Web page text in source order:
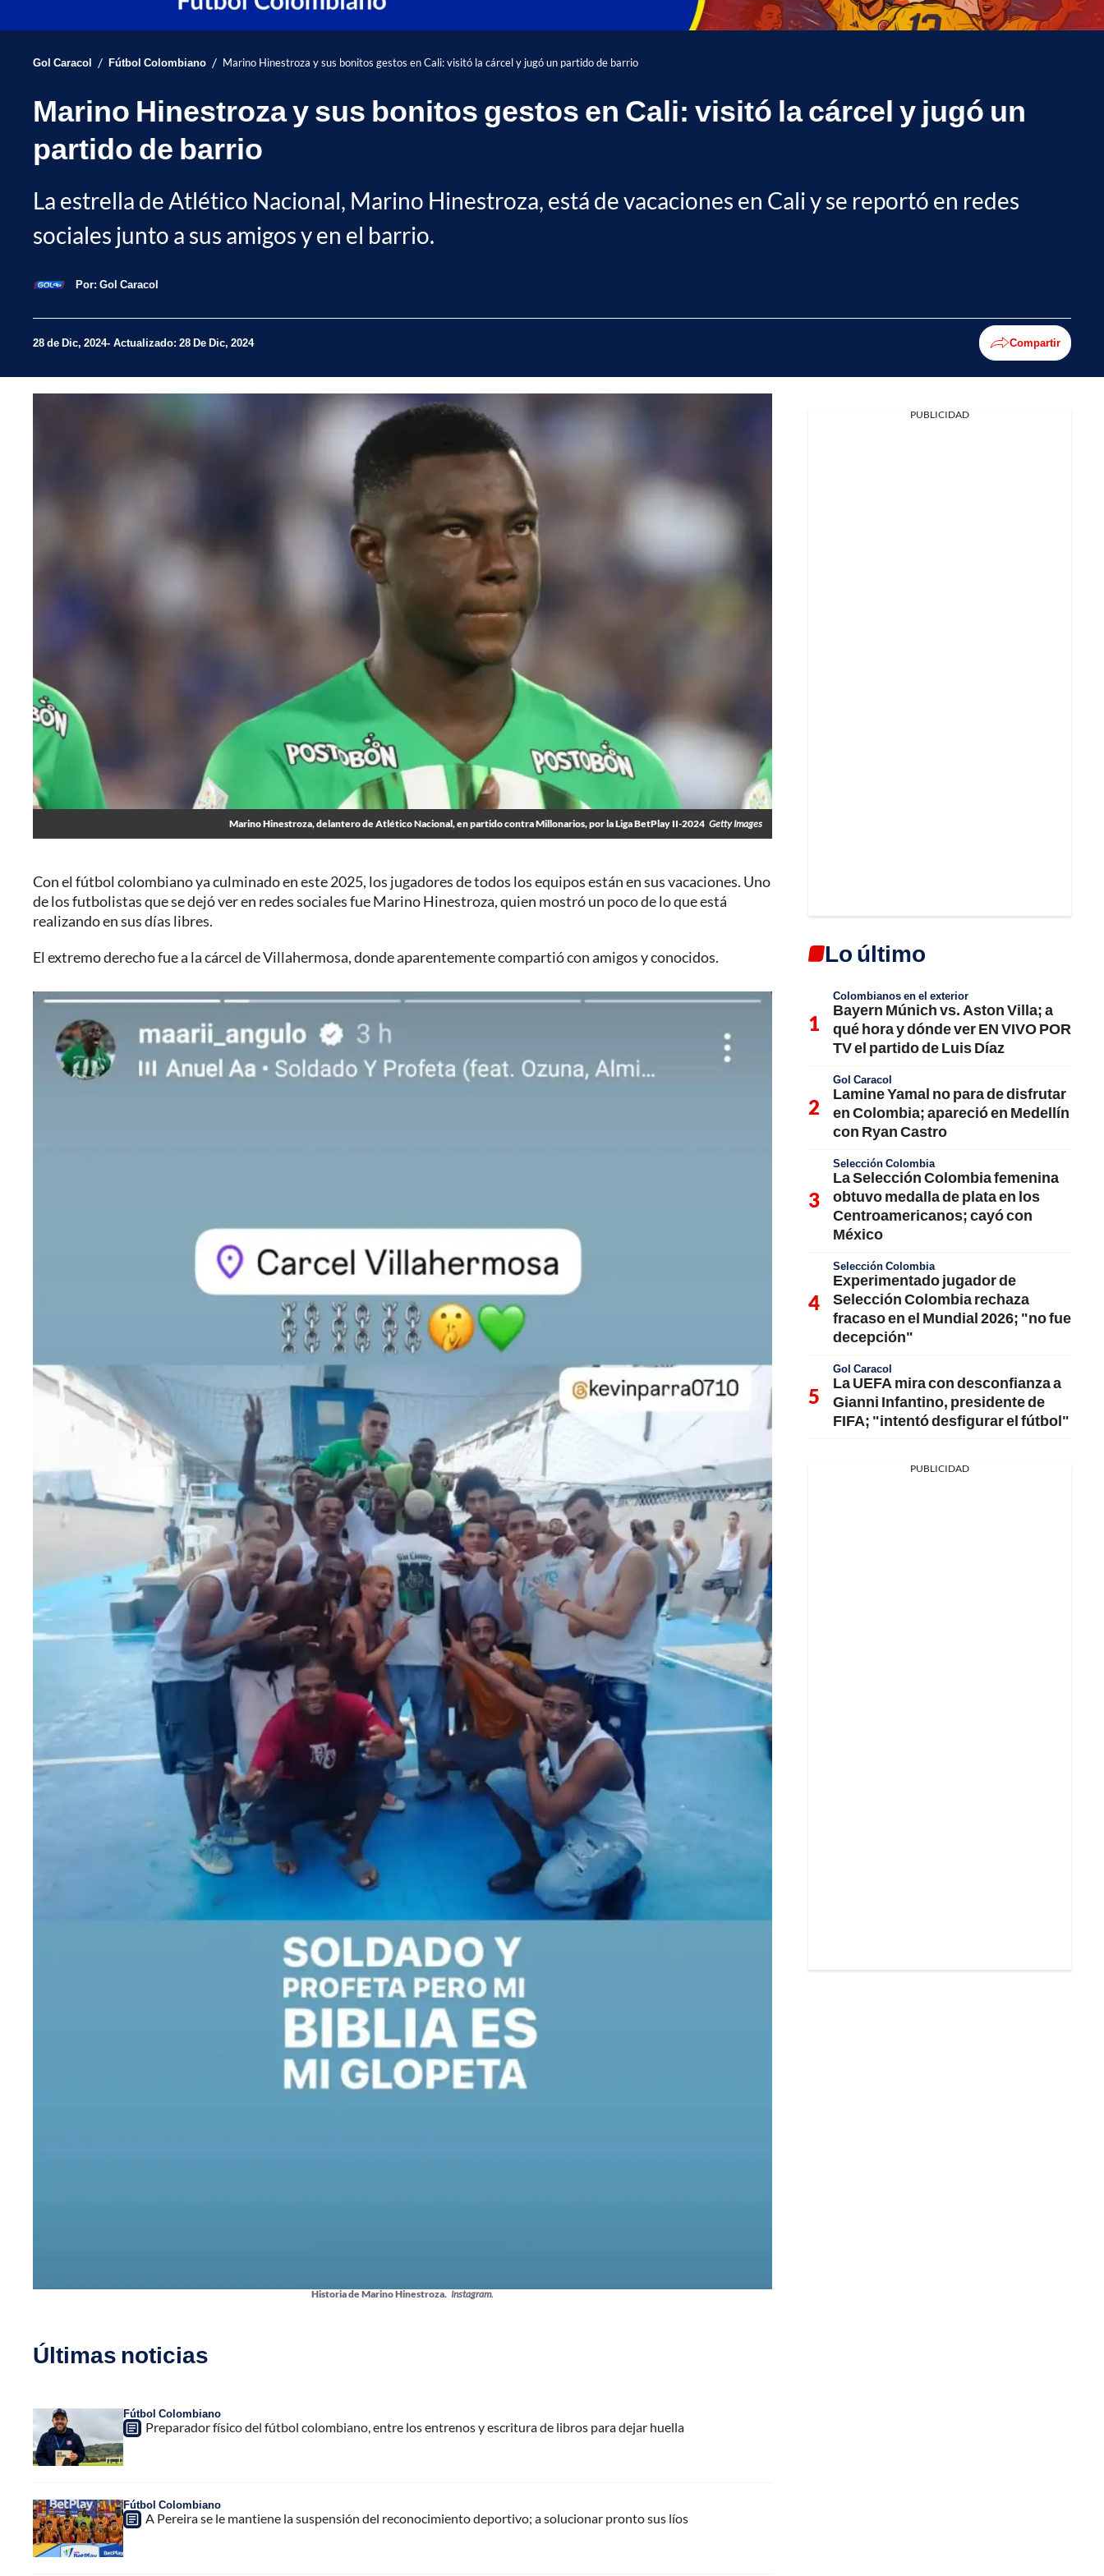
Gol Caracol / Fútbol Colombiano / Marino Hinestroza y sus bonitos gestos en Cali: visitó la cárcel y jugó un partido de barrio
Marino Hinestroza y sus bonitos gestos en Cali: visitó la cárcel y jugó un
partido de barrio
La estrella de Atlético Nacional, Marino Hinestroza, está de vacaciones en Cali y se reportó en redes
sociales junto a sus amigos y en el barrio.
Por: Gol Caracol
28 de Dic, 2024 Actualizado: 28 De Dic, 2024 Compartir
Marino Hinestroza, delantero de Atlético Nacional, en partido contra Millonarios, por la Liga BetPlay II-2024 Getty Images
Con el fútbol colombiano ya culminado en este 2025, los jugadores de todos los equipos están en sus vacaciones. Uno
de los futbolistas que se dejó ver en redes sociales fue Marino Hinestroza, quien mostró un poco de lo que está
realizando en sus días libres.
El extremo derecho fue a la cárcel de Villahermosa, donde aparentemente compartió con amigos y conocidos.
Historia de Marino Hinestroza. Instagram.
Últimas noticias
Fútbol Colombiano
Preparador físico del fútbol colombiano, entre los entrenos y escritura de libros para dejar huella
Fútbol Colombiano
A Pereira se le mantiene la suspensión del reconocimiento deportivo; a solucionar pronto sus líos
PUBLICIDAD
Lo último
Colombianos en el exterior
Bayern Múnich vs. Aston Villa; a
qué hora y dónde ver EN VIVO POR
TV el partido de Luis Díaz
Gol Caracol
Lamine Yamal no para de disfrutar
en Colombia; apareció en Medellín
con Ryan Castro
Selección Colombia
La Selección Colombia femenina
obtuvo medalla de plata en los
Centroamericanos; cayó con
México
Selección Colombia
Experimentado jugador de
Selección Colombia rechaza
fracaso en el Mundial 2026; "no fue
decepción"
Gol Caracol
La UEFA mira con desconfianza a
Gianni Infantino, presidente de
FIFA; "intentó desfigurar el fútbol"
PUBLICIDAD